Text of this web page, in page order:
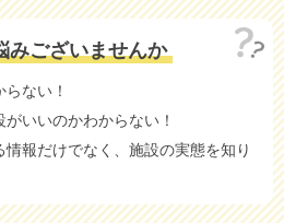
みございませんか
ない！
いいのかわからない！
報だけでなく、施設の実態を知り